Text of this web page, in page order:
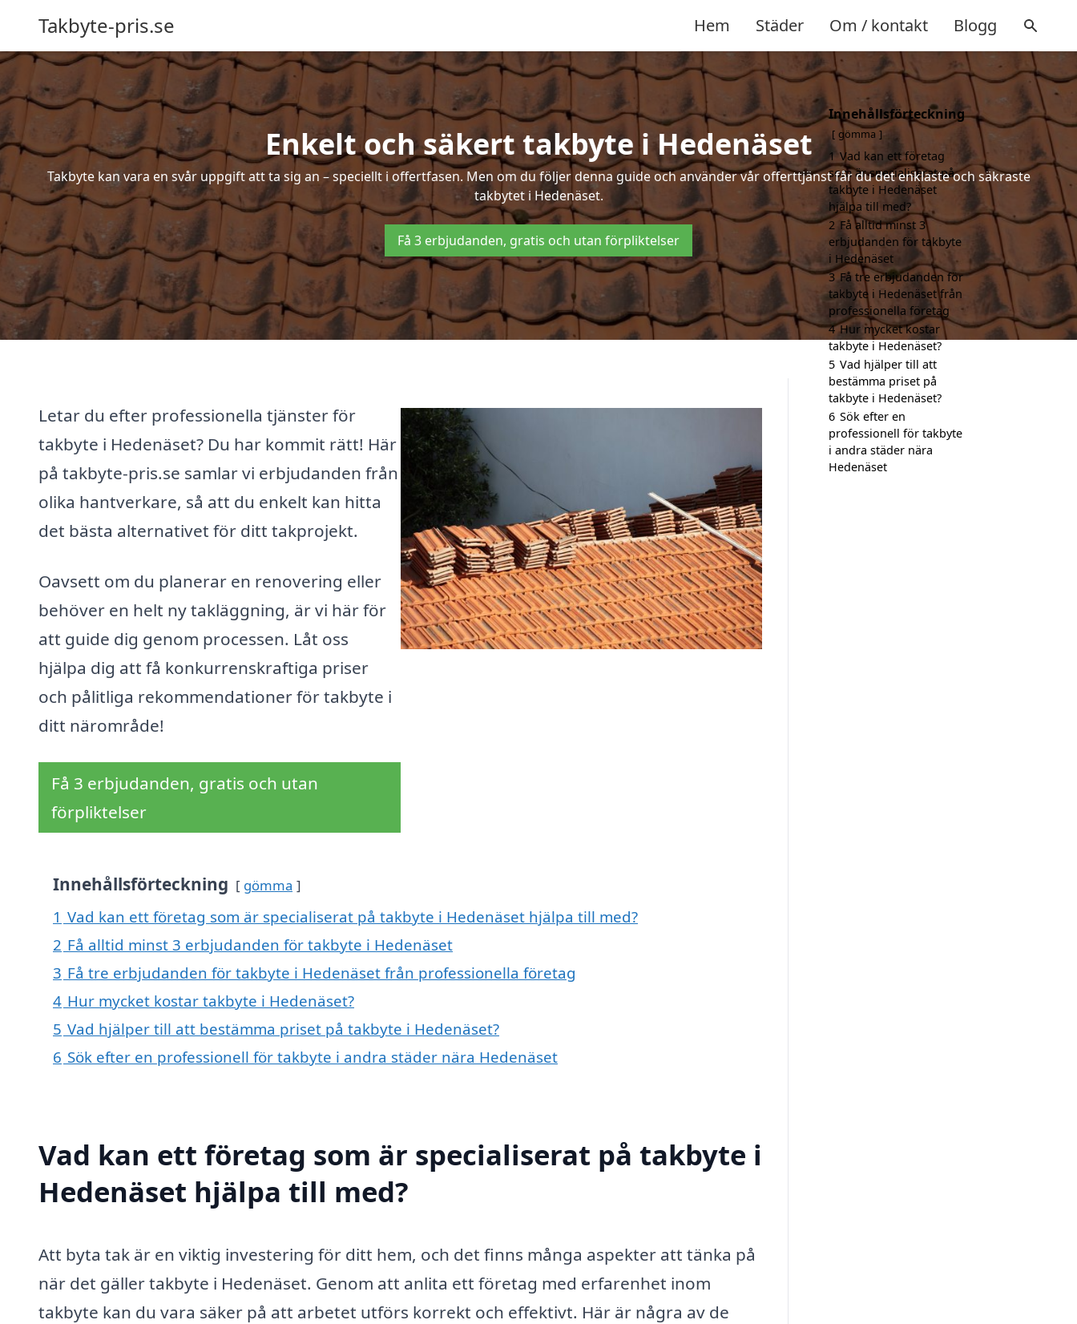
Takbyte-pris.se Hem Städer Om / kontakt Blogg
Enkelt och säkert takbyte i Hedenäset
Takbyte kan vara en svår uppgift att ta sig an – speciellt i offertfasen. Men om du följer denna guide och använder vår offerttjänst får du det enklaste och säkraste
takbytet i Hedenäset.
Få 3 erbjudanden, gratis och utan förpliktelser
Letar du efter professionella tjänster för
takbyte i Hedenäset? Du har kommit rätt! Här
på takbyte-pris.se samlar vi erbjudanden från
olika hantverkare, så att du enkelt kan hitta
det bästa alternativet för ditt takprojekt.
Oavsett om du planerar en renovering eller
behöver en helt ny takläggning, är vi här för
att guide dig genom processen. Låt oss
hjälpa dig att få konkurrenskraftiga priser
och pålitliga rekommendationer för takbyte i
ditt närområde!
Få 3 erbjudanden, gratis och utan
förpliktelser
Innehållsförteckning gömma
1 Vad kan ett företag som är specialiserat på takbyte i Hedenäset hjälpa till med?
2 Få alltid minst 3 erbjudanden för takbyte i Hedenäset
3 Få tre erbjudanden för takbyte i Hedenäset från professionella företag
4 Hur mycket kostar takbyte i Hedenäset?
5 Vad hjälper till att bestämma priset på takbyte i Hedenäset?
6 Sök efter en professionell för takbyte i andra städer nära Hedenäset
Vad kan ett företag som är specialiserat på takbyte i
Hedenäset hjälpa till med?
Att byta tak är en viktig investering för ditt hem, och det finns många aspekter att tänka på
när det gäller takbyte i Hedenäset. Genom att anlita ett företag med erfarenhet inom
takbyte kan du vara säker på att arbetet utförs korrekt och effektivt. Här är några av de
Innehållsförteckning
gömma
1 Vad kan ett företag
som är specialiserat på
takbyte i Hedenäset
hjälpa till med?
2 Få alltid minst 3
erbjudanden för takbyte
i Hedenäset
3 Få tre erbjudanden för
takbyte i Hedenäset från
professionella företag
4 Hur mycket kostar
takbyte i Hedenäset?
5 Vad hjälper till att
bestämma priset på
takbyte i Hedenäset?
6 Sök efter en
professionell för takbyte
i andra städer nära
Hedenäset